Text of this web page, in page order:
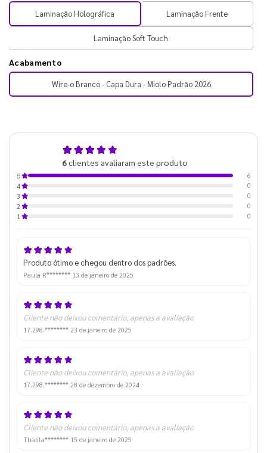
Laminação Holográfica Laminação Frente
Laminação Soft Touch
Acabamento
Wire-o Branco - Capa Dura - Miolo Padrão 2026
6clientes avaliaram este produto
5
6
4
0
3
0
2
0
1
0
Produto ótimo e chegou dentro dos padrões.
Paula R******** 13 de janeiro de 2025
Cliente não deixou comentário, apenas a avaliação
17.298.******** 23 de janeiro de 2025
Cliente não deixou comentário, apenas a avaliação
17.298.******** 28 de dezembro de 2024
Cliente não deixou comentário, apenas a avaliação
Thalita******** 15 de janeiro de 2025